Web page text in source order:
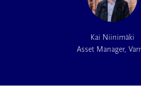
Kai Niinimäki
Asset Manager,